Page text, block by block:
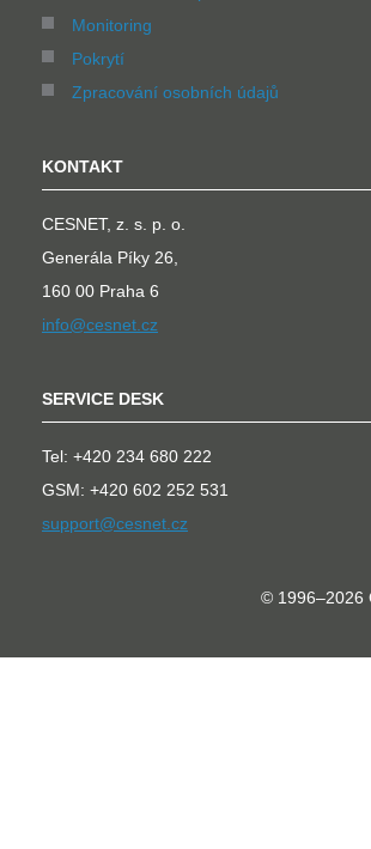
Monitoring
Pokrytí
Zpracování osobních údajů
KONTAKT
CESNET, z. s. p. o.
Generála Píky 26,
160 00 Praha 6
info@cesnet.cz
SERVICE DESK
Tel: +420 234 680 222
GSM: +420 602 252 531
support@cesnet.cz
© 1996–2026